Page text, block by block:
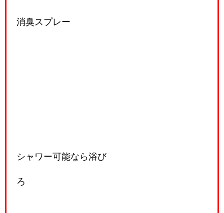
消臭スプレー
シャワー可能なら浴び
ろ